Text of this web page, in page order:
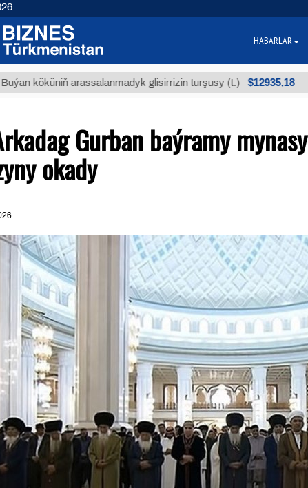
arassalanmadyk glisirrizin turşusy (t.) $12935,18 Az
Gurban baýramy
okady
HABARLAR